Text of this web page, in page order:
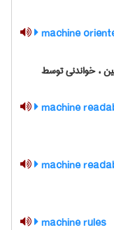
machine
، خواندنی توسط
machine
machine
machine rules